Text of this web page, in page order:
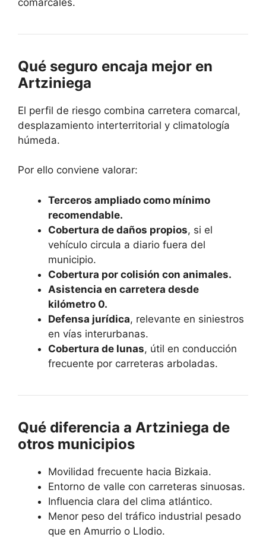
Qué seguro encaja mejor en
Artziniega
El perfil de riesgo combina carretera comarcal,
desplazamiento interterritorial y climatología
húmeda.
Por ello conviene valorar:
Terceros ampliado como mínimo
recomendable.
Cobertura de daños propios, si el
vehículo circula a diario fuera del
municipio.
Cobertura por colisión con animales.
Asistencia en carretera desde
kilómetro 0.
Defensa jurídica, relevante en siniestros
en vías interurbanas.
Cobertura de lunas, útil en conducción
frecuente por carreteras arboladas.
Qué diferencia a Artziniega de
otros municipios
Movilidad frecuente hacia Bizkaia.
Entorno de valle con carreteras sinuosas.
Influencia clara del clima atlántico.
Menor peso del tráfico industrial pesado
que en Amurrio o Llodio.